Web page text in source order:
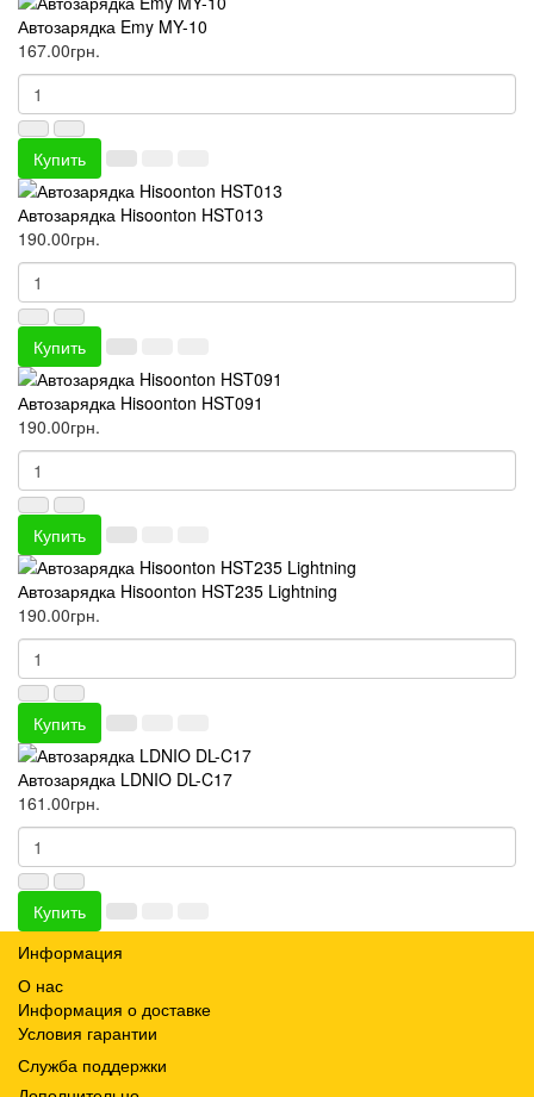
Автозарядка Emy MY-10
167.00грн.
Купить
Автозарядка Hisoonton HST013
190.00грн.
Купить
Автозарядка Hisoonton HST091
190.00грн.
Купить
Автозарядка Hisoonton HST235 Lightning
190.00грн.
Купить
Автозарядка LDNIO DL-C17
161.00грн.
Купить
Информация
О нас
Информация о доставке
Условия гарантии
Служба поддержки